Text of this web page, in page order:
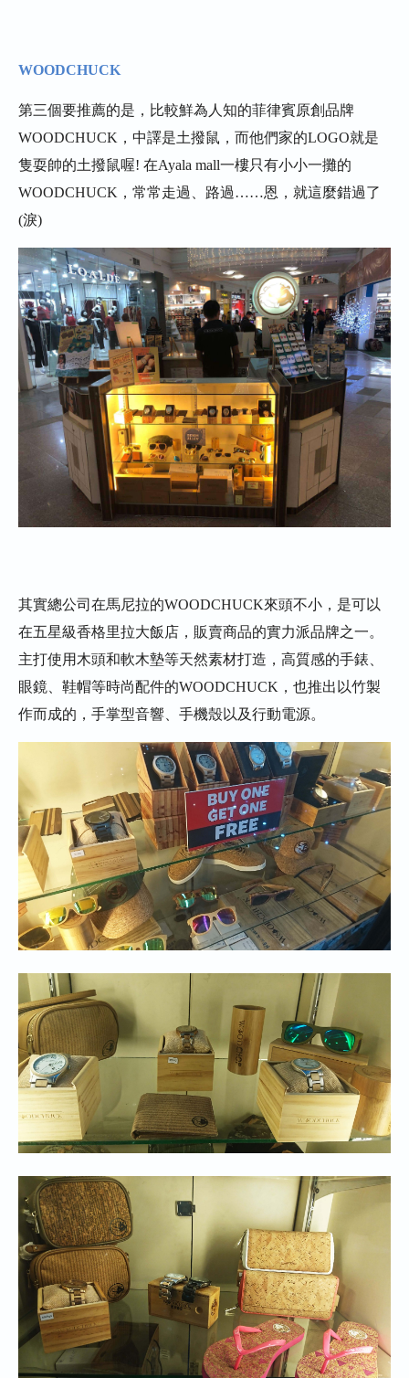
WOODCHUCK
第三個要推薦的是，比較鮮為人知的菲律賓原創品牌
WOODCHUCK，中譯是土撥鼠，而他們家的LOGO就是
隻耍帥的土撥鼠喔! 在Ayala mall一樓只有小小一攤的
WOODCHUCK，常常走過、路過……恩，就這麼錯過了
(淚)
其實總公司在馬尼拉的WOODCHUCK來頭不小，是可以
在五星級香格里拉大飯店，販賣商品的實力派品牌之一。
主打使用木頭和軟木墊等天然素材打造，高質感的手錶、
眼鏡、鞋帽等時尚配件的WOODCHUCK，也推出以竹製
作而成的，手掌型音響、手機殼以及行動電源。